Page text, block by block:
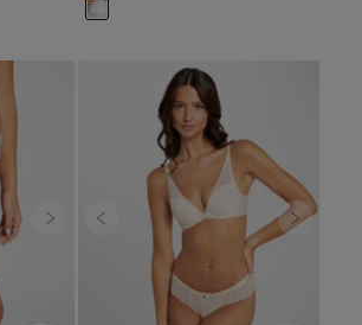
Next Previous Next